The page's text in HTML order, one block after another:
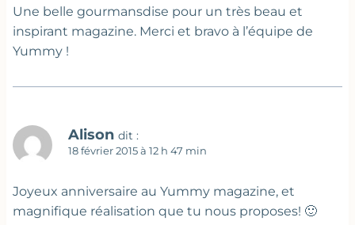
Une belle gourmansdise pour un très beau et
inspirant magazine. Merci et bravo à l’équipe de
Yummy !
Alison dit :
18 février 2015 à 12 h 47 min
Joyeux anniversaire au Yummy magazine, et
magnifique réalisation que tu nous proposes! 🙂